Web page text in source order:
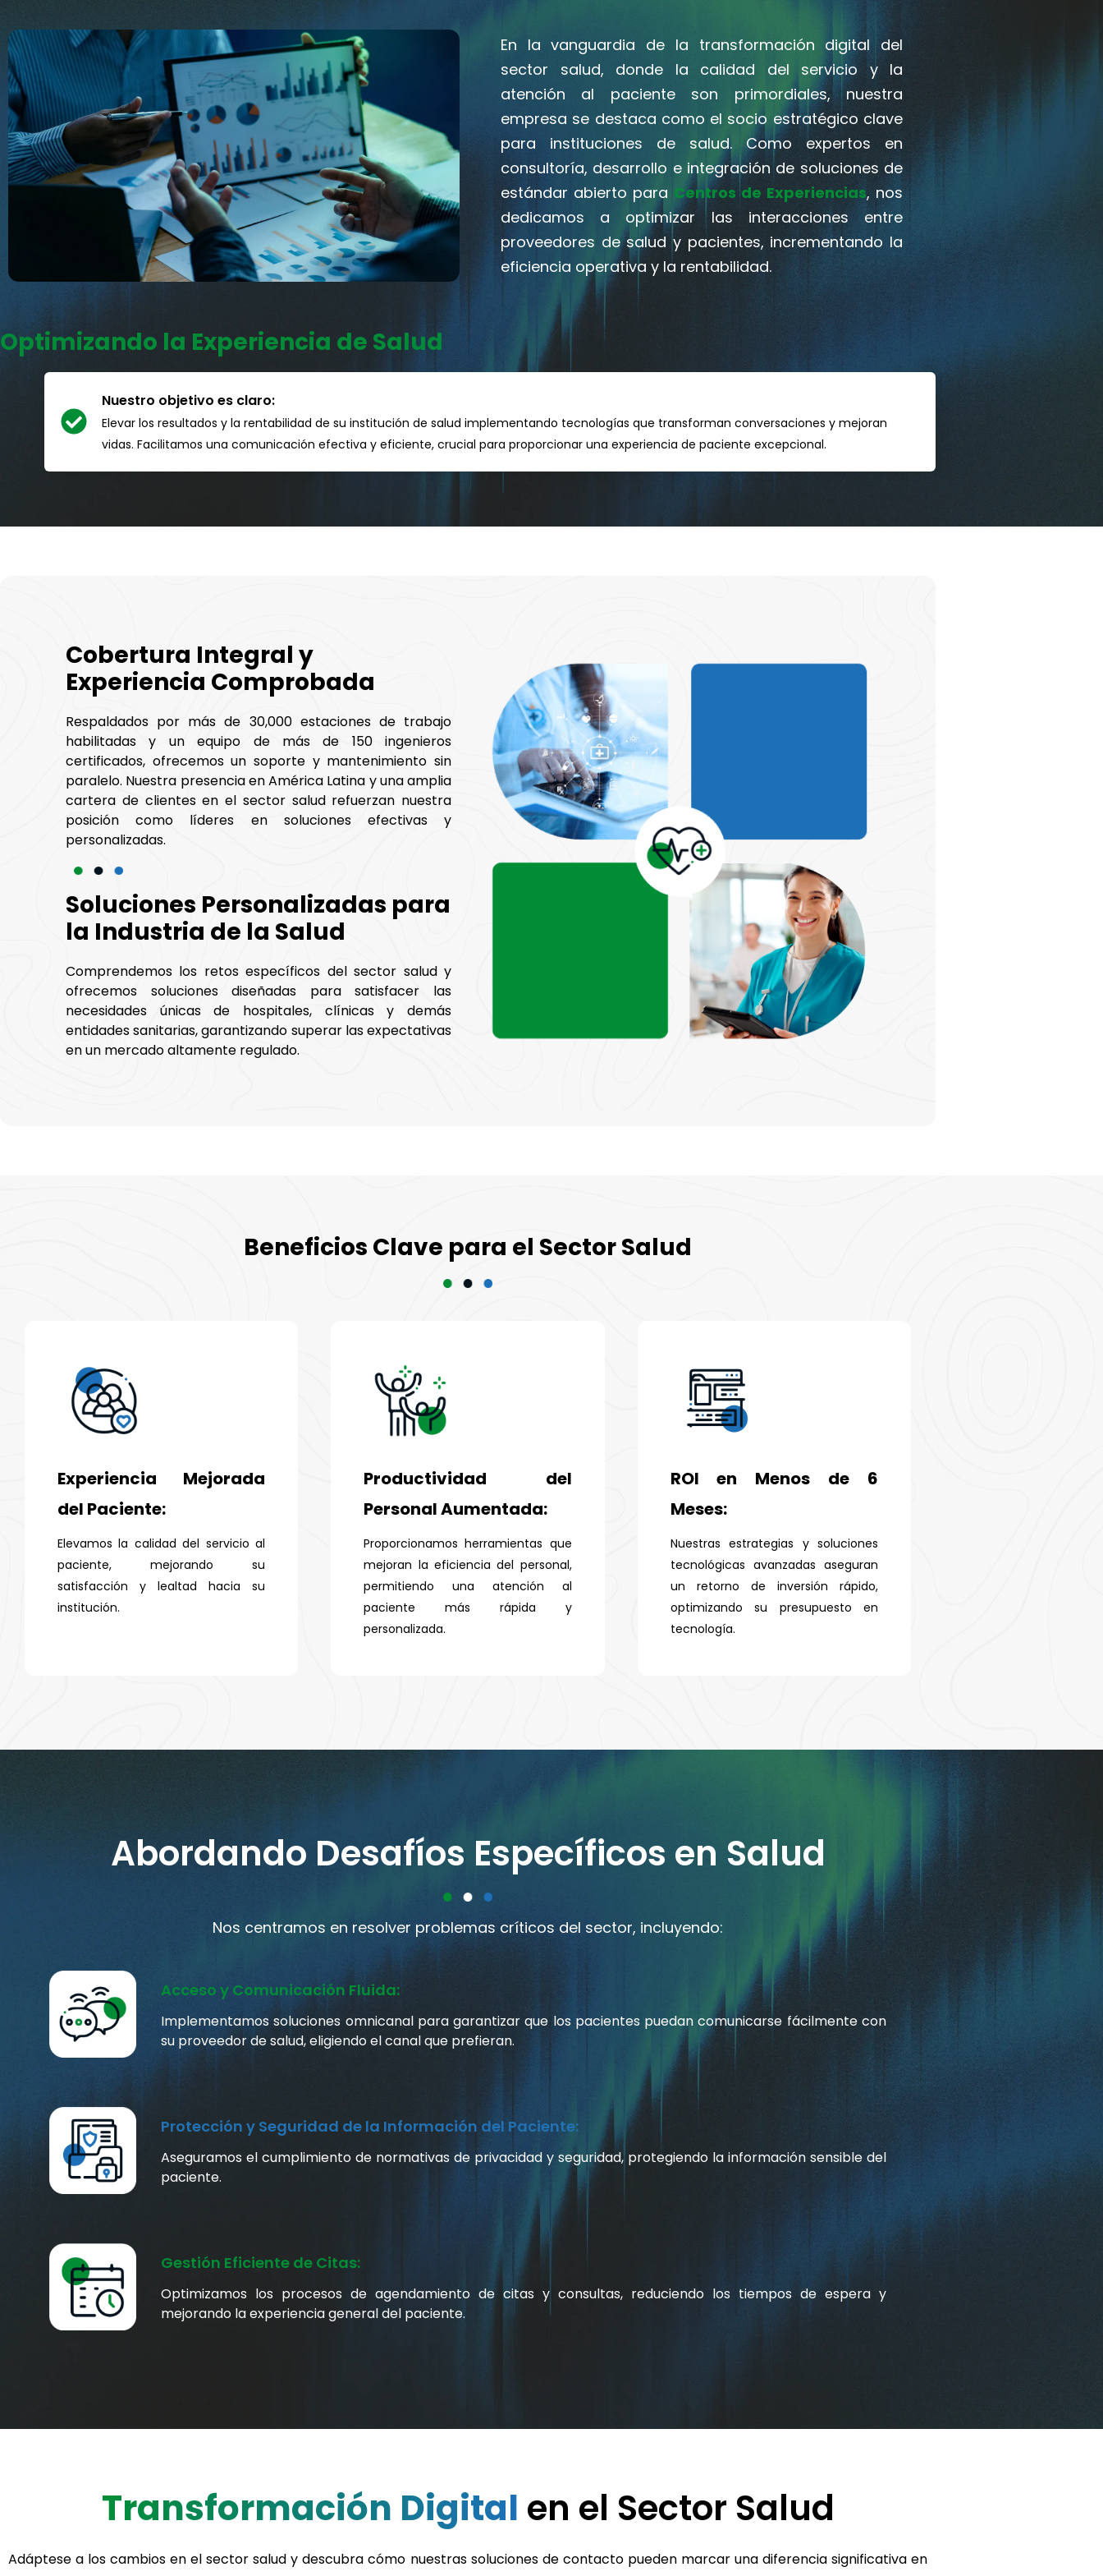
En la vanguardia de la transformación digital del
sector salud, donde la calidad del servicio y la
atención al paciente son primordiales, nuestra
empresa se destaca como el socio estratégico clave
para instituciones de salud. Como expertos en
consultoría, desarrollo e integración de soluciones de
estándar abierto para Centros de Experiencias, nos
dedicamos a optimizar las interacciones entre
proveedores de salud y pacientes, incrementando la
eficiencia operativa y la rentabilidad.
Optimizando la Experiencia de Salud
Nuestro objetivo es claro:
Elevar los resultados y la rentabilidad de su institución de salud implementando tecnologías que transforman conversaciones y mejoran
vidas. Facilitamos una comunicación efectiva y eficiente, crucial para proporcionar una experiencia de paciente excepcional.
Cobertura Integral y
Experiencia Comprobada
Respaldados por más de 30,000 estaciones de trabajo
habilitadas y un equipo de más de 150 ingenieros
certificados, ofrecemos un soporte y mantenimiento sin
paralelo. Nuestra presencia en América Latina y una amplia
cartera de clientes en el sector salud refuerzan nuestra
posición como líderes en soluciones efectivas y
personalizadas.
Soluciones Personalizadas para
la Industria de la Salud
Comprendemos los retos específicos del sector salud y
ofrecemos soluciones diseñadas para satisfacer las
necesidades únicas de hospitales, clínicas y demás
entidades sanitarias, garantizando superar las expectativas
en un mercado altamente regulado.
Beneficios Clave para el Sector Salud
Experiencia Mejorada
del Paciente:
Elevamos la calidad del servicio al
paciente, mejorando su
satisfacción y lealtad hacia su
institución.
Productividad del
Personal Aumentada:
Proporcionamos herramientas que
mejoran la eficiencia del personal,
permitiendo una atención al
paciente más rápida y
personalizada.
ROI en Menos de 6
Meses:
Nuestras estrategias y soluciones
tecnológicas avanzadas aseguran
un retorno de inversión rápido,
optimizando su presupuesto en
tecnología.
Abordando Desafíos Específicos en Salud
Nos centramos en resolver problemas críticos del sector, incluyendo:
Acceso y Comunicación Fluida:
Implementamos soluciones omnicanal para garantizar que los pacientes puedan comunicarse fácilmente con
su proveedor de salud, eligiendo el canal que prefieran.
Protección y Seguridad de la Información del Paciente:
Aseguramos el cumplimiento de normativas de privacidad y seguridad, protegiendo la información sensible del
paciente.
Gestión Eficiente de Citas:
Optimizamos los procesos de agendamiento de citas y consultas, reduciendo los tiempos de espera y
mejorando la experiencia general del paciente.
Transformación Digital en el Sector Salud
Adáptese a los cambios en el sector salud y descubra cómo nuestras soluciones de contacto pueden marcar una diferencia significativa en